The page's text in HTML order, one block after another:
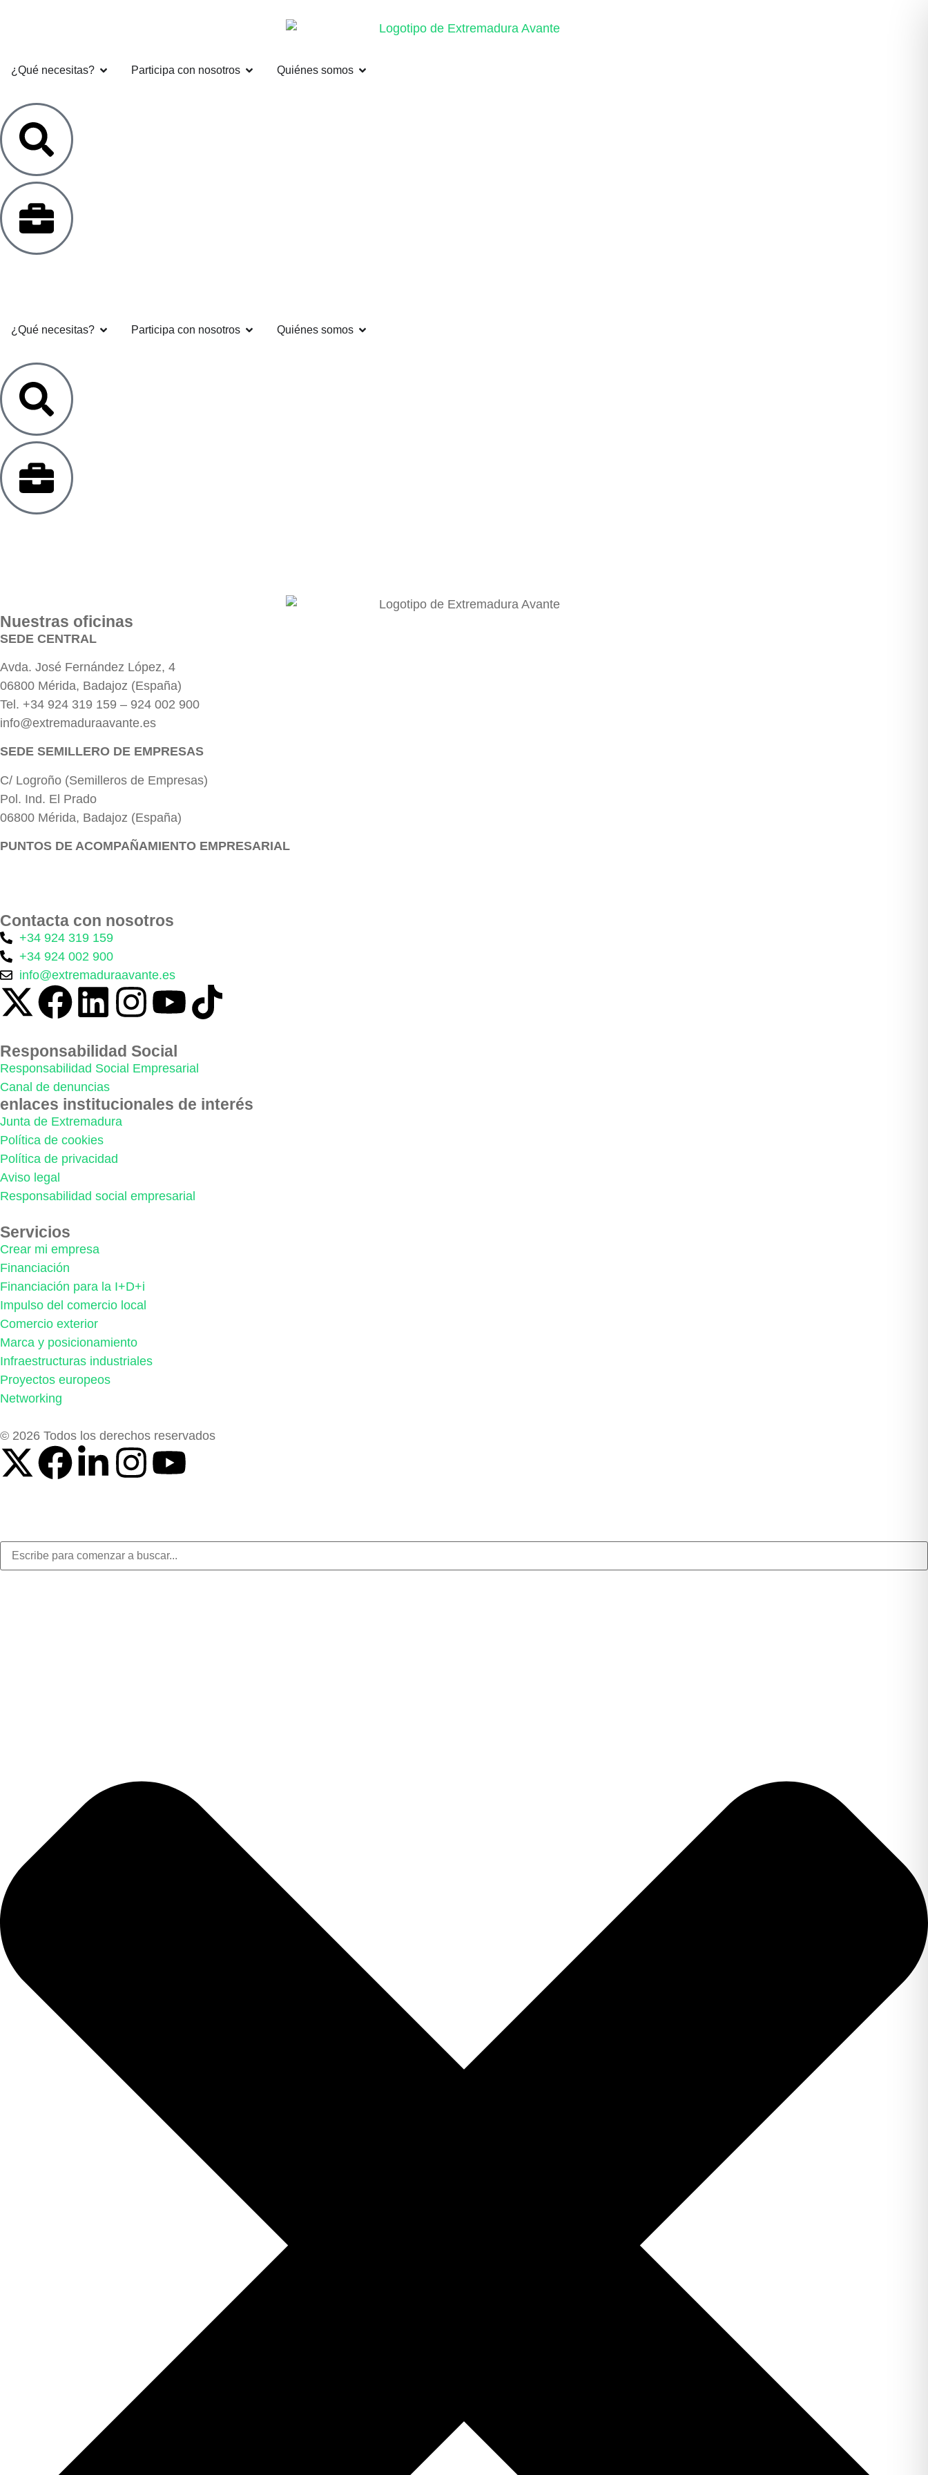
¿Qué necesitas? Participa con nosotros Quiénes somos
¿Qué necesitas? Participa con nosotros Quiénes somos
Nuestras oficinas
SEDE CENTRAL
Avda. José Fernández López, 4
06800 Mérida, Badajoz (España)
Tel. +34 924 319 159 – 924 002 900
info@extremaduraavante.es
SEDE SEMILLERO DE EMPRESAS
C/ Logroño (Semilleros de Empresas)
Pol. Ind. El Prado
06800 Mérida, Badajoz (España)
PUNTOS DE ACOMPAÑAMIENTO EMPRESARIAL
Contacta con nosotros
+34 924 319 159
+34 924 002 900
info@extremaduraavante.es
Responsabilidad Social
Responsabilidad Social Empresarial
Canal de denuncias
enlaces institucionales de interés
Junta de Extremadura
Política de cookies
Política de privacidad
Aviso legal
Responsabilidad social empresarial
Servicios
Crear mi empresa
Financiación
Financiación para la I+D+i
Impulso del comercio local
Comercio exterior
Marca y posicionamiento
Infraestructuras industriales
Proyectos europeos
Networking
© 2026 Todos los derechos reservados